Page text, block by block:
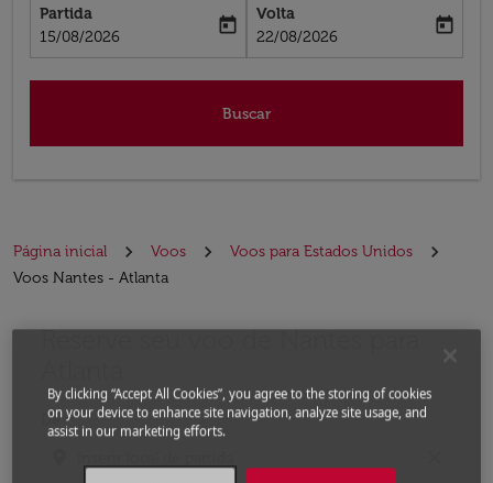
Partida
fc-booking-departure-date-aria-label
15/08/2026
today
Volta
fc-booking-return-date-aria-label
22/08/2026
today
Buscar
Página inicial Voos
Voos para Estados Unidos
Voos Nantes - Atlanta
Reserve seu voo de Nantes para
De
Experimente atualizar a rota (partida e/ou destino)
By clicking “Accept All Cookies”, you agree to the storing of cookies
on your device to enhance site navigation, analyze site usage, and
assist in our marketing efforts.